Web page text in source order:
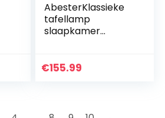
AbesterKlassieke
tafellamp
slaapkamer
tafellamp antieke
€155.99